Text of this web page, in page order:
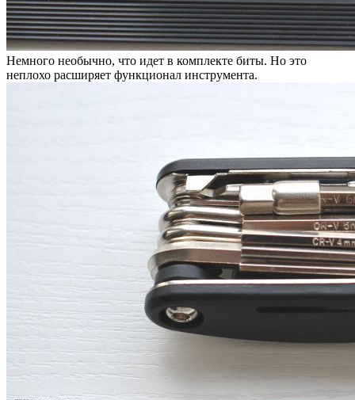
Немного необычно, что идет в комплекте биты. Но это
неплохо расширяет функционал инструмента.